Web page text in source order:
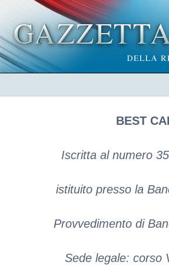
BEST
Iscritta al numero
istituito presso la
Provvedimento di
Sede legale: corso